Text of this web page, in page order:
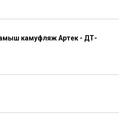
камуфляж Артек - ДТ-